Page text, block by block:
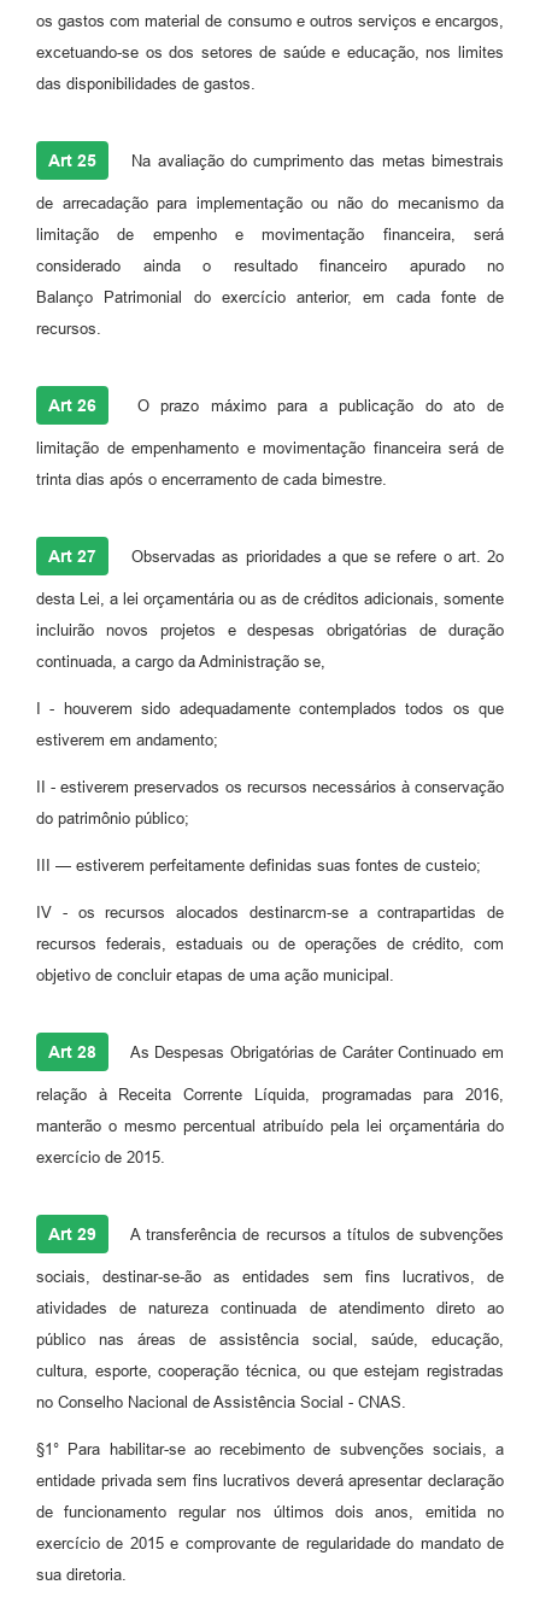
os gastos com material de consumo e outros serviços e encargos,
excetuando-se os dos setores de saúde e educação, nos limites
das disponibilidades de gastos.
Art 25 Na avaliação do cumprimento das metas bimestrais
de arrecadação para implementação ou não do mecanismo da
limitação de empenho e movimentação financeira, será
considerado ainda o resultado financeiro apurado no
Balanço Patrimonial do exercício anterior, em cada fonte de
recursos.
Art 26 O prazo máximo para a publicação do ato de
limitação de empenhamento e movimentação financeira será de
trinta dias após o encerramento de cada bimestre.
Art 27 Observadas as prioridades a que se refere o art. 2o
desta Lei, a lei orçamentária ou as de créditos adicionais, somente
incluirão novos projetos e despesas obrigatórias de duração
continuada, a cargo da Administração se,
I - houverem sido adequadamente contemplados todos os que
estiverem em andamento;
II - estiverem preservados os recursos necessários à conservação
do patrimônio público;
III — estiverem perfeitamente definidas suas fontes de custeio;
IV - os recursos alocados destinarcm-se a contrapartidas de
recursos federais, estaduais ou de operações de crédito, com
objetivo de concluir etapas de uma ação municipal.
Art 28 As Despesas Obrigatórias de Caráter Continuado em
relação à Receita Corrente Líquida, programadas para 2016,
manterão o mesmo percentual atribuído pela lei orçamentária do
exercício de 2015.
Art 29 A transferência de recursos a títulos de subvenções
sociais, destinar-se-ão as entidades sem fins lucrativos, de
atividades de natureza continuada de atendimento direto ao
público nas áreas de assistência social, saúde, educação,
cultura, esporte, cooperação técnica, ou que estejam registradas
no Conselho Nacional de Assistência Social - CNAS.
§1° Para habilitar-se ao recebimento de subvenções sociais, a
entidade privada sem fins lucrativos deverá apresentar declaração
de funcionamento regular nos últimos dois anos, emitida no
exercício de 2015 e comprovante de regularidade do mandato de
sua diretoria.